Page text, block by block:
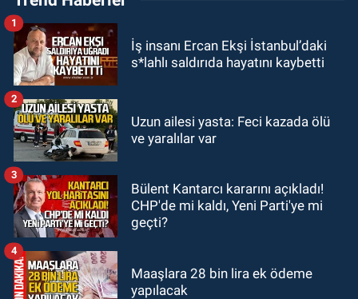
20:11İlçeyi sel aldı: Başkan
çizmeleri giydi çalışmalara katıldı
19:58Yangın korkuttu: 3 katlı evin
GÜNDEM
18:35Filyos’ta 2 kişiyi dalgalar
yuttu: 1 kişi hayatını kaybetti 1 kişi
İş insanı Ercan Ekşi İstanbul’daki
s*lahlı saldırıda hayatını kaybetti
1
Uzun ailesi yasta: Feci kazada ölü
ve yaralılar var
2
Bülent Kantarcı kararını açıkladı!
CHP'de mi kaldı, Yeni Parti'ye mi
geçti?
3
Maaşlara 28 bin lira ek ödeme
yapılacak
4